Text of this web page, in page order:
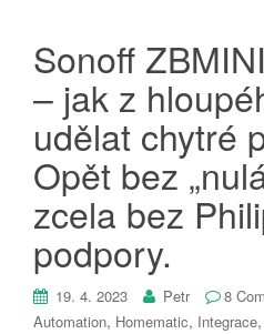
Sonoff
– jak z
udělat chytré
Opět bez
zcela bez
podpory.
19. 4. 2023 Petr 8
Automation, Homematic, Integrace,